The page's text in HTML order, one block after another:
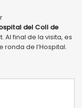
del Coll de
final de la visita, es
ronda de l’Hospital.